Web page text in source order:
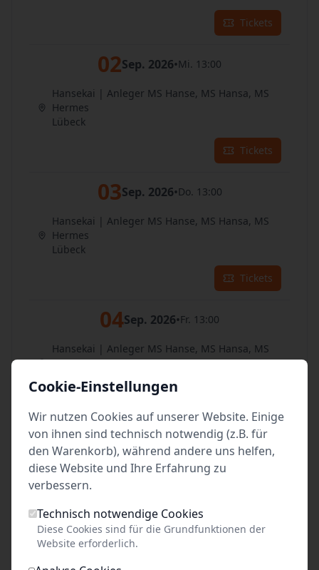
Tickets
02Sep. 2026•Mi. 13:00
Hansekai | Anleger MS Hanse, MS Hansa, MS
Hermes
Lübeck
Tickets
03Sep. 2026•Do. 13:00
Hansekai | Anleger MS Hanse, MS Hansa, MS
Hermes
Lübeck
Tickets
04Sep. 2026•Fr. 13:00
Hansekai | Anleger MS Hanse, MS Hansa, MS
Hermes
05Sep. 2026 •Sa. 13:00
Hansekai | Anleger MS Hanse, MS Hansa, MS
Hermes
Tickets
Cookie-Einstellungen
Wir nutzen Cookies auf unserer Website. Einige
von ihnen sind technisch notwendig (z.B. für
den Warenkorb), während andere uns helfen,
diese Website und Ihre Erfahrung zu
verbessern.
Technisch notwendige Cookies
Diese Cookies sind für die Grundfunktionen der
Website erforderlich.